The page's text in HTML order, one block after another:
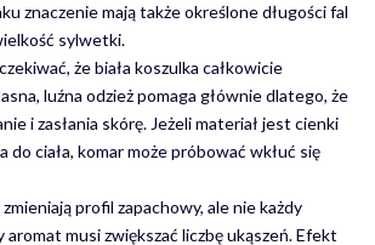
znaczenie mają także określone długości fal
sylwetki.
że biała koszulka całkowicie
luźna odzież pomaga głównie dlatego, że
i zasłania skórę. Jeżeli materiał jest cienki
do ciała, komar może próbować wkłuć się
profil zapachowy, ale nie każdy
aromat musi zwiększać liczbę ukąszeń. Efekt